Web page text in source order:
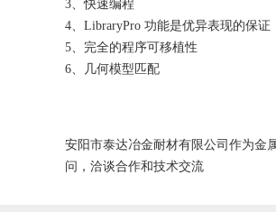
3、快速编程
4、LibraryPro 功能是优异表现的保证
5、完全的程序可移植性
6、几何模型匹配
安阳市泰达冶金耐材有限公司作为金
问，洽谈合作和技术交流